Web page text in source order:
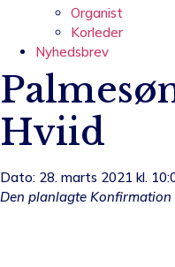
Organist
Korleder
Nyhedsbrev
Hviid
Dato: 28. marts 2021 kl.
Den planlagte